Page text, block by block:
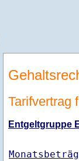
Tarifvertrag
Entgeltgruppe